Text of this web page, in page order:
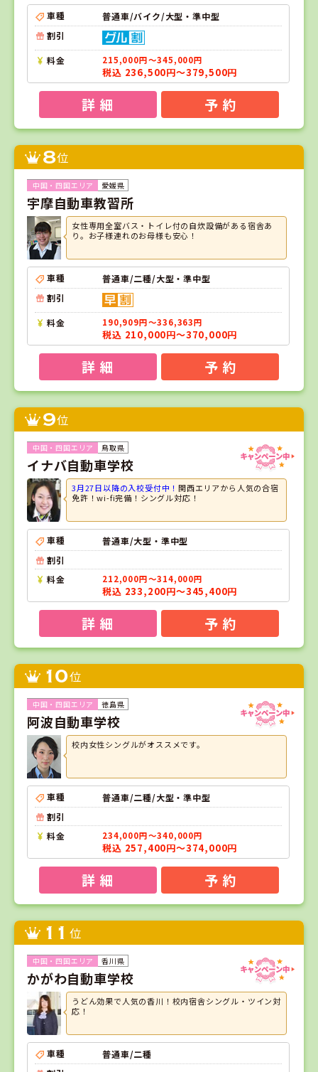
車種
普通車/バイク/大型・準中型
割引
料金 215,000円～345,000円
税込 236,500円～379,500円
詳 細 予 約
8位
愛媛県
宇摩自動車教習所
女性専用全室バス・トイレ付の自炊設備がある宿舎あ
り。お子様連れのお母様も安心！
車種
普通車/二種/大型・準中型
割引
料金 190,909円～336,363円
税込 210,000円～370,000円
詳 細 予 約
9位
鳥取県
イナバ自動車学校
3月27日以降の入校受付中！関西エリアから人気の合宿
免許！wi-fi完備！シングル対応！
車種
普通車/大型・準中型
割引
料金
212,000円～314,000円
税込 233,200円～345,400円
詳 細 予 約
10位
徳島県
阿波自動車学校
校内女性シングルがオススメです。
車種
普通車/二種/大型・準中型
割引
料金
234,000円～340,000円
税込 257,400円～374,000円
詳 細 予 約
11 位
香川県
かがわ自動車学校
うどん効果で人気の香川！校内宿舎シングル・ツイン対
応！
車種
普通車/二種